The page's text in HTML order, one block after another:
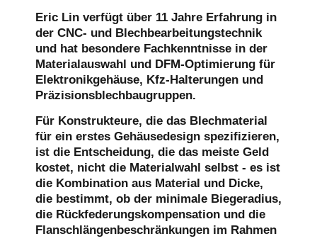
Eric Lin verfügt über 11 Jahre Erfahrung in
der CNC- und Blechbearbeitungstechnik
und hat besondere Fachkenntnisse in der
Materialauswahl und DFM-Optimierung für
Elektronikgehäuse, Kfz-Halterungen und
Präzisionsblechbaugruppen.
Für Konstrukteure, die das Blechmaterial
für ein erstes Gehäusedesign spezifizieren,
ist die Entscheidung, die das meiste Geld
kostet, nicht die Materialwahl selbst - es ist
die Kombination aus Material und Dicke,
die bestimmt, ob der minimale Biegeradius,
die Rückfederungskompensation und die
Flanschlängenbeschränkungen im Rahmen